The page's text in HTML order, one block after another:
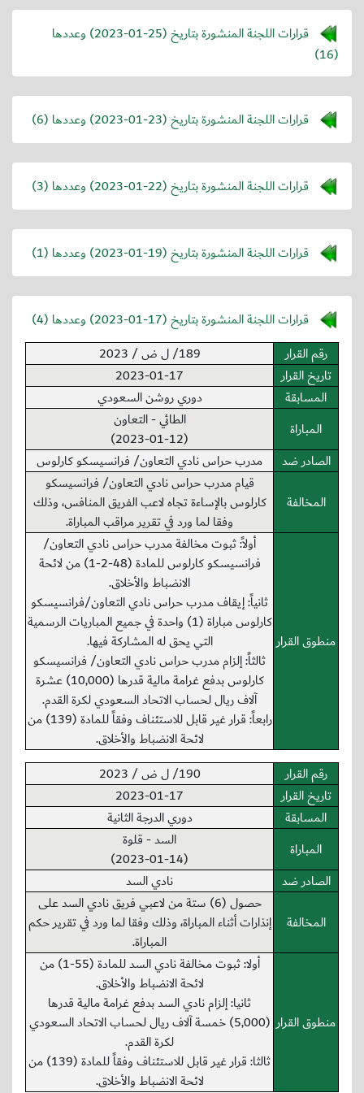
قرارات اللجنة المنشورة بتاريخ (2023-01-25) وعددها
(16)
قرارات اللجنة المنشورة بتاريخ (2023-01-23) وعددها (6)
قرارات اللجنة المنشورة بتاريخ (2023-01-22) وعددها (3)
قرارات اللجنة المنشورة بتاريخ (2023-01-19) وعددها (1)
قرارات اللجنة المنشورة بتاريخ (2023-01-17) وعددها (4)
رقم القرار
189/ ل ض / 2023
تاريخ القرار
2023-01-17
المسابقة
دوري روشن السعودي
المباراة
الطائي - التعاون
(2023-01-12)
الصادر ضد
مدرب حراس نادي التعاون/ فرانسيسكو كارلوس
المخالفة
قيام مدرب حراس نادي التعاون/ فرانسيسكو
كارلوس بالإساءة تجاه لاعب الفريق المنافس، وذلك
وفقا لما ورد في تقرير مراقب المباراة.
منطوق القرار
أولاً: ثبوت مخالفة مدرب حراس نادي التعاون/
فرانسيسكو كارلوس للمادة (48-2-1) من لائحة
الانضباط والأخلاق.
ثانياً: إيقاف مدرب حراس نادي التعاون/فرانسيسكو
كارلوس مباراة (1) واحدة في جميع المباريات الرسمية
التي يحق له المشاركة فيها.
ثالثاً: إلزام مدرب حراس نادي التعاون/ فرانسيسكو
كارلوس بدفع غرامة مالية قدرها (10,000) عشرة
آلاف ريال لحساب الاتحاد السعودي لكرة القدم.
رابعاً: قرار غير قابل للاستئناف وفقاً للمادة (139) من
لائحة الانضباط والأخلاق.
رقم القرار
190/ ل ض / 2023
تاريخ القرار
2023-01-17
المسابقة
دوري الدرجة الثانية
المباراة
السد - قلوة
(2023-01-14)
الصادر ضد
نادي السد
المخالفة
حصول (6) ستة من لاعبي فريق نادي السد على
إنذارات أثناء المباراة، وذلك وفقا لما ورد في تقرير حكم
المباراة.
منطوق القرار
أولا: ثبوت مخالفة نادي السد للمادة (55-1) من
لائحة الانضباط والأخلاق.
ثانيا: إلزام نادي السد بدفع غرامة مالية قدرها
(5,000) خمسة آلاف ريال لحساب الاتحاد السعودي
لكرة القدم.
ثالثا: قرار غير قابل للاستئناف وفقاً للمادة (139) من
لائحة الانضباط والأخلاق.